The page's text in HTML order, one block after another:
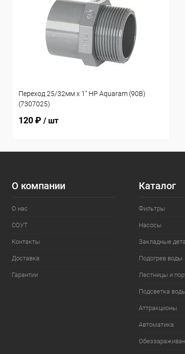
Переход 25/32мм x 1" НР Aquaram (90В)
(7307025)
120 ₽ / шт
О компании
О нас
СОУТ
Контакты
Доставка
Гарантии
Каталог
Фильтры
Насосы
Закладные
Подогрев воды
Лестницы и
Подсветка
Аттракционы
Автоматика